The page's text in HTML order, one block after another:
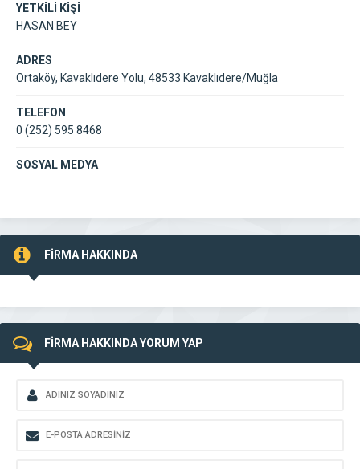
YETKİLİ KİŞİ
HASAN BEY
ADRES
Ortaköy, Kavaklıdere Yolu, 48533 Kavaklıdere/Muğla
TELEFON
0 (252) 595 8468
SOSYAL MEDYA
FİRMA HAKKINDA
FİRMA HAKKINDA YORUM YAP